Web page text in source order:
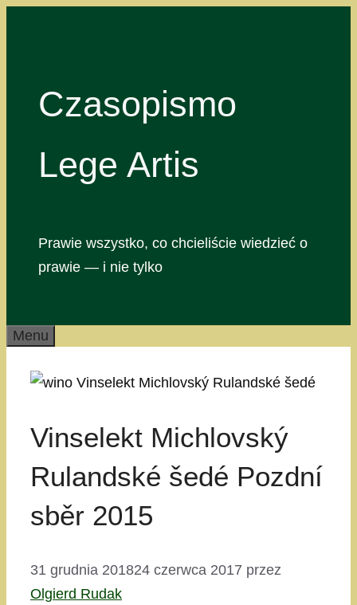
Czasopismo
Lege Artis
Prawie wszystko, co chcieliście wiedzieć o
prawie — i nie tylko
Menu
Vinselekt Michlovský
Rulandské šedé Pozdní
sběr 2015
31 grudnia 201824 czerwca 2017 przez
Olgierd Rudak